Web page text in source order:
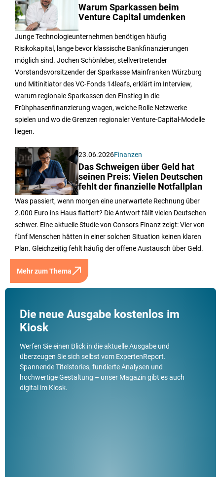
Warum Sparkassen beim
Venture Capital umdenken
Junge Technologieunternehmen benötigen häufig
Risikokapital, lange bevor klassische Bankfinanzierungen
möglich sind. Jochen Schönleber, stellvertretender
Vorstandsvorsitzender der Sparkasse Mainfranken Würzburg
und Mitinitiator des VC-Fonds 14leafs, erklärt im Interview,
warum regionale Sparkassen den Einstieg in die
Frühphasenfinanzierung wagen, welche Rolle Netzwerke
spielen und wo die Grenzen regionaler Venture-Capital-Modelle
liegen.
23.06.2026Finanzen
Das Schweigen über Geld hat
seinen Preis: Vielen Deutschen
fehlt der finanzielle Notfallplan
Was passiert, wenn morgen eine unerwartete Rechnung über
2.000 Euro ins Haus flattert? Die Antwort fällt vielen Deutschen
schwer. Eine aktuelle Studie von Consors Finanz zeigt: Vier von
fünf Menschen hätten in einer solchen Situation keinen klaren
Plan. Gleichzeitig fehlt häufig der offene Austausch über Geld.
Mehr zum Thema
Die neue Ausgabe kostenlos im
Kiosk
Werfen Sie einen Blick in die aktuelle Ausgabe und
überzeugen Sie sich selbst vom ExpertenReport.
Spannende Titelstories, fundierte Analysen und
hochwertige Gestaltung – unser Magazin gibt es auch
digital im Kiosk.